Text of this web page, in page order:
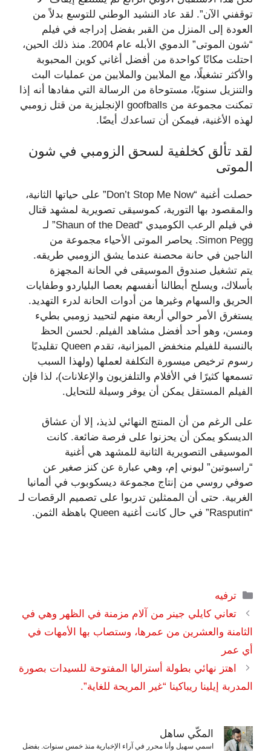
توقفني الآن”. لقد عاد النشيد الوطني للتوسع بدلاً من
العودة إلى المنزل من القبر بفضل إدراجه في فيلم
“شون الموتى” الدموي الأبله عام 2004. منذ ذلك الحين،
احتلت مكانًا كواحدة من أفضل أغاني كوين المحبوبة
والأكثر تشغيلًا، مع الملايين والملايين من عمليات البث
والتنزيل سنويًا، مستوحاة من الرسالة التي مفادها أنه إذا
تمكنت مجموعة من goofballs الإنجليزية من قتل زومبي
لهذه الأغنية، فيمكن أن تساعدك أيضًا.
لقد تألق كخلفية لسحق الزومبي في شون
الموتى
حصلت أغنية “Don’t Stop Me Now” على حياتها الثانية،
والمقصود بها التورية، كموسيقى تصويرية لمشهد قتال
في فيلم الرعب الكوميدي “Shaun of the Dead” لـ
Simon Pegg. يحاصر الموتى الأحياء مجموعة من
الناجين في حانة محصنة عندما يشق الزومبي طريقه.
يتم تشغيل صندوق الموسيقى في الحانة المجهزة
بأسلاك، ويسلح أبطالنا أنفسهم بعصا البلياردو وطفايات
الحريق والسهام وغيرها من أدوات الحانة لدرء التهديد.
يستغرق الأمر حوالي أربعة منهم لتحييد زومبي بطيء
ومسن، وهو أحد أفضل مشاهد الفيلم. لحسن الحظ
بالنسبة للفيلم منخفض الميزانية، تقدم Queen تقليديًا
رسوم ترخيص ميسورة التكلفة لعملها (ولهذا السبب
تسمعها كثيرًا في الأفلام والتلفزيون والإعلانات)، لذا فإن
الفيلم المستقل يمكن أن يوفر وسيلة للتحايل.
على الرغم من أن المنتج النهائي لذيذ، إلا أن عشاق
الديسكو يمكن أن يحزنوا على فرصة ضائعة. كانت
الموسيقى التصويرية الثانية للمشهد هي أغنية
“راسبوتين” لبوني إم، وهي عبارة عن كنز صغير عن
صوفي روسي من إنتاج مجموعة ديسكوبوب في ألمانيا
الغربية. حتى أن الممثلين تدربوا على تصميم الرقصات لـ
“Rasputin” في حال كانت أغنية Queen باهظة الثمن.
التصنيفات
ترفيه
تعاني كايلي جينر من آلام مزمنة في الظهر وهي في
الثامنة والعشرين من عمرها، وستصاب بها الأمهات في
أي عمر
اهتز نهائي بطولة أستراليا المفتوحة للسيدات بصورة
المدربة إيلينا ريباكينا “غير المريحة للغاية”.
المكّي ساهل
اسمي سهيل وأنا محرر في آراء الإخبارية منذ خمس سنوات. بفضل